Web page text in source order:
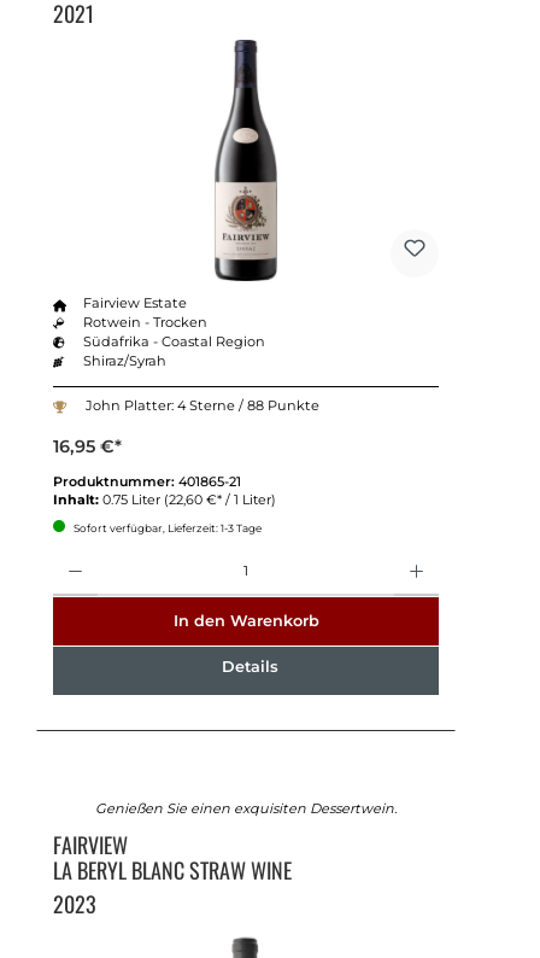
2021
Fairview Estate
Rotwein - Trocken
Südafrika - Coastal Region
Shiraz/Syrah
John Platter: 4 Sterne / 88 Punkte
16,95 €*
Produktnummer: 401865-21
Inhalt: 0.75 Liter (22,60 €* / 1 Liter)
Sofort verfügbar, Lieferzeit: 1-3 Tage
In den Warenkorb
Details
Genießen Sie einen exquisiten Dessertwein.
FAIRVIEW
LA BERYL BLANC STRAW WINE
2023